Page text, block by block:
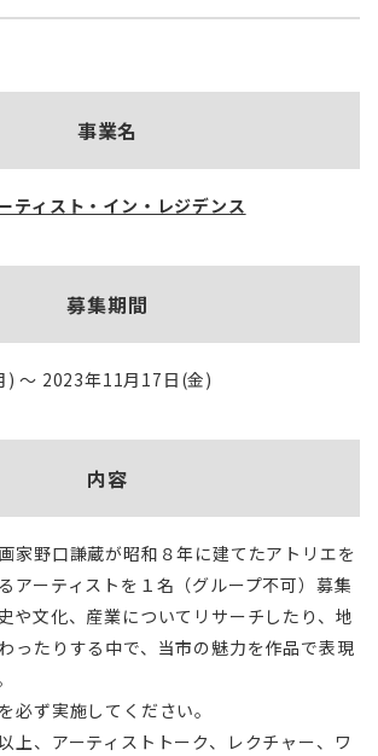
事業名
ティスト・イン・レジデンス
募集期間
) ～ 2023年11月17日(金)
内容
家野口謙蔵が昭和８年に建てたアトリエを
アーティストを１名（グループ不可）募集
や文化、産業についてリサーチしたり、地
ったりする中で、当市の魅力を作品で表現
必ず実施してください。
上、アーティストトーク、レクチャー、ワ